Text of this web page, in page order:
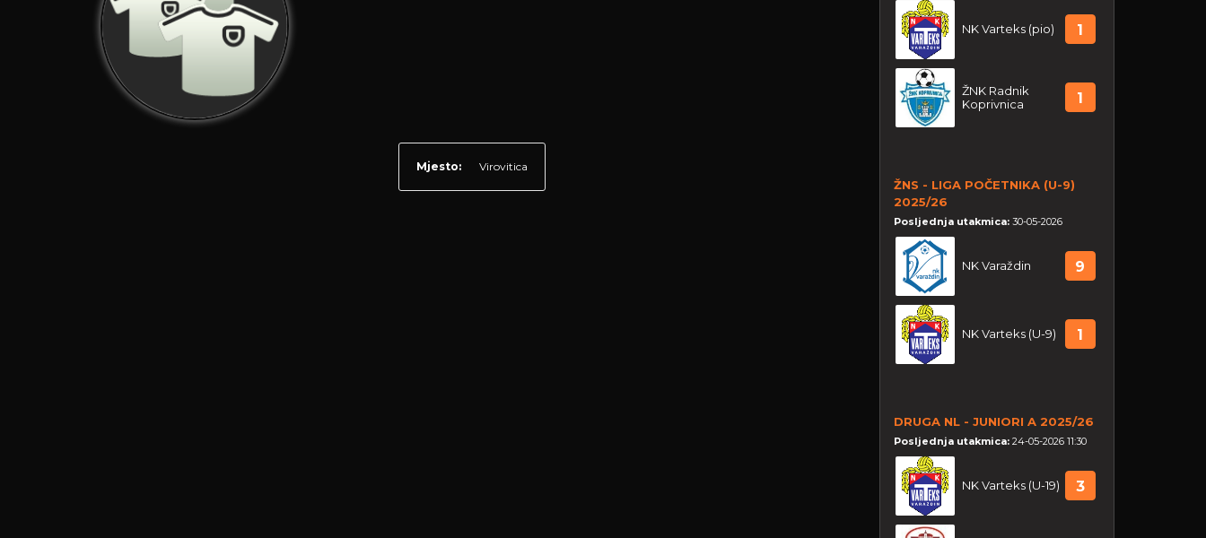
Mjesto: Virovitica
NK Varteks (pio) 1
ŽNK Radnik
Koprivnica
1
ŽNS - LIGA POČETNIKA (U-9)
2025/26
Posljednja utakmica: 30-05-2026
NK Varaždin 9
NK Varteks (U-9) 1
DRUGA NL - JUNIORI A 2025/26
Posljednja utakmica: 24-05-2026 11:30
NK Varteks (U-19) 3